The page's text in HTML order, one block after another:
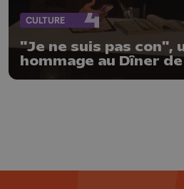
CULTURE
"Je ne suis pas con",
hommage au Dîner